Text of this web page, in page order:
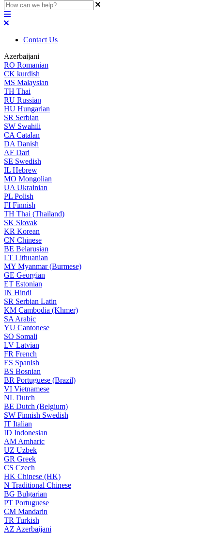
Contact Us
Azerbaijani
RO Romanian
CK kurdish
MS Malaysian
TH Thai
RU Russian
HU Hungarian
SR Serbian
SW Swahili
CA Catalan
DA Danish
AF Dari
SE Swedish
IL Hebrew
MO Mongolian
UA Ukrainian
PL Polish
FI Finnish
TH Thai (Thailand)
SK Slovak
KR Korean
CN Chinese
BE Belarusian
LT Lithuanian
MY Myanmar (Burmese)
GE Georgian
ET Estonian
IN Hindi
SR Serbian Latin
KM Cambodia (Khmer)
SA Arabic
YU Cantonese
SO Somali
LV Latvian
FR French
ES Spanish
BS Bosnian
BR Portuguese (Brazil)
VI Vietnamese
NL Dutch
BE Dutch (Belgium)
SW Finnish Swedish
IT Italian
ID Indonesian
AM Amharic
UZ Uzbek
GR Greek
CS Czech
HK Chinese (HK)
N Traditional Chinese
BG Bulgarian
PT Portuguese
CM Mandarin
TR Turkish
AZ Azerbaijani